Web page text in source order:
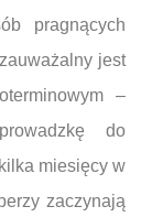
pragnących
jest
–
do
miesięcy w
zaczynają